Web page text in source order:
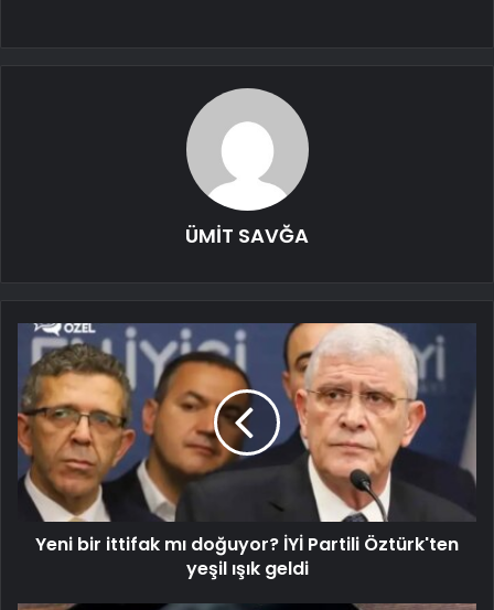
ÜMİT SAVĞA
Yeni bir ittifak mı doğuyor? İYİ Partili Öztürk'ten
yeşil ışık geldi